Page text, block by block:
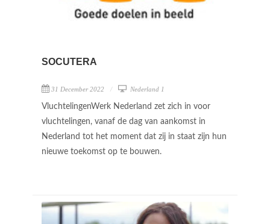
SOCUTERA
31 December 2022 Nederland 1
VluchtelingenWerk Nederland zet zich in voor
vluchtelingen, vanaf de dag van aankomst in
Nederland tot het moment dat zij in staat zijn hun
nieuwe toekomst op te bouwen.